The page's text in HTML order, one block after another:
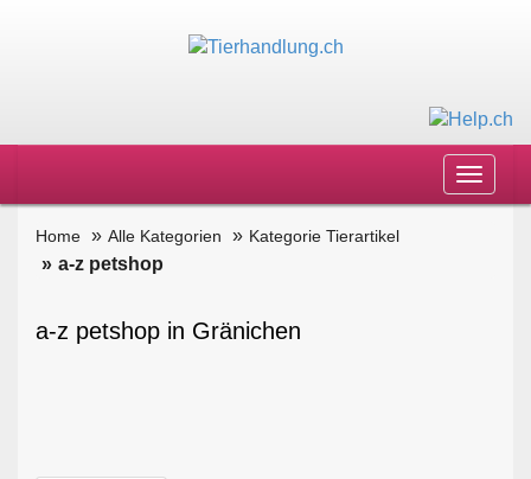
Toggle
Home Alle Kategorien Kategorie Tierartikel
a-z petshop
a-z petshop in Gränichen